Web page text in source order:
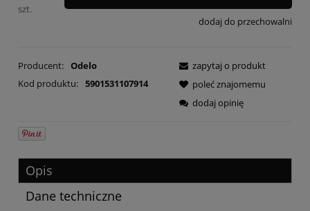
szt.
dodaj do przechowalni
Producent: Odelo
Kod produktu: 5901531107914
zapytaj o produkt
poleć znajomemu
dodaj opinię
Opis
Dane techniczne